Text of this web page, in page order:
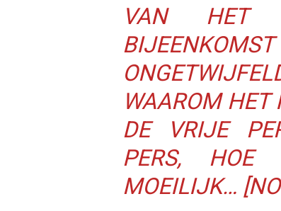
VAN HET
WAAROM HET
DE VRIJE
PERS,
MOEILIJK…